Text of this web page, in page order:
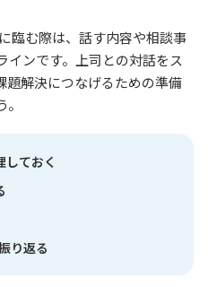
臨む際は、話す内容や相談事
インです。上司との対話をス
題解決につなげるための準備
しておく
り返る